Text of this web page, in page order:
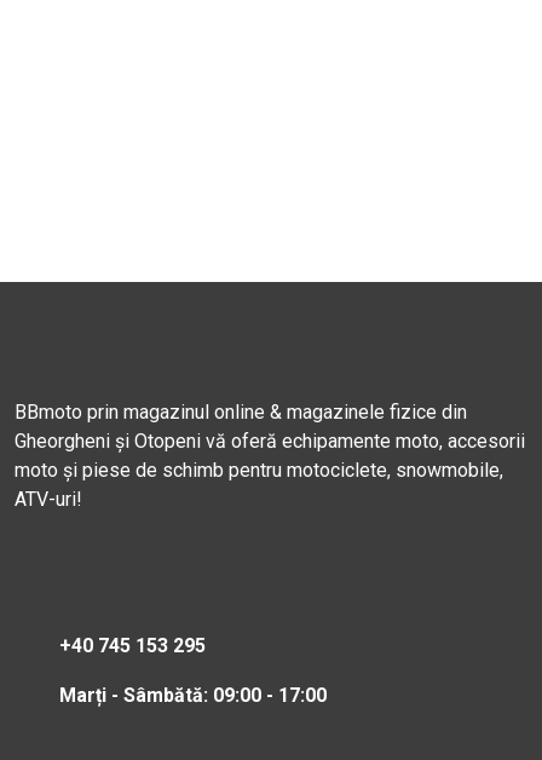
BBmoto prin magazinul online & magazinele fizice din
Gheorgheni și Otopeni vă oferă echipamente moto, accesorii
moto și piese de schimb pentru motociclete, snowmobile,
ATV-uri!
+40 745 153 295
Marți - Sâmbătă: 09:00 - 17:00